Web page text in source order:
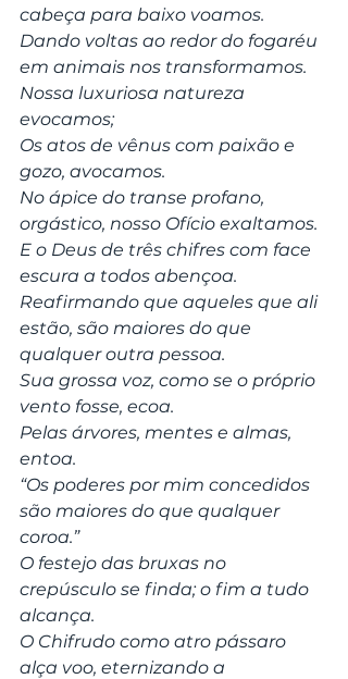
cabeça para baixo voamos.
Dando voltas ao redor do fogaréu
em animais nos transformamos.
Nossa luxuriosa natureza
evocamos;
Os atos de vênus com paixão e
gozo, avocamos.
No ápice do transe profano,
orgástico, nosso Ofício exaltamos.
E o Deus de três chifres com face
escura a todos abençoa.
Reafirmando que aqueles que ali
estão, são maiores do que
qualquer outra pessoa.
Sua grossa voz, como se o próprio
vento fosse, ecoa.
Pelas árvores, mentes e almas,
entoa.
“Os poderes por mim concedidos
são maiores do que qualquer
coroa.”
O festejo das bruxas no
crepúsculo se finda; o fim a tudo
alcança.
O Chifrudo como atro pássaro
alça voo, eternizando a